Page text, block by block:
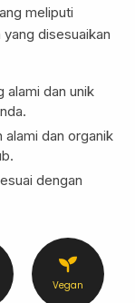
meliputi
disesuaikan
alami dan unik
alami dan organik
dengan
Vegan